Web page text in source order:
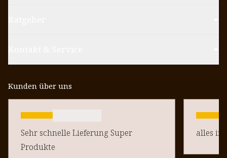
Kunden über uns
Sehr schnelle Lieferung Super
Produkte
alles in